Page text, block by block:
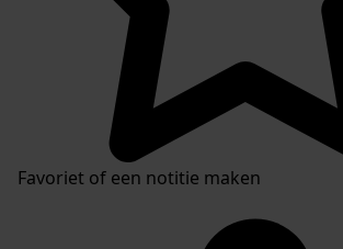
Favoriet of een notitie maken